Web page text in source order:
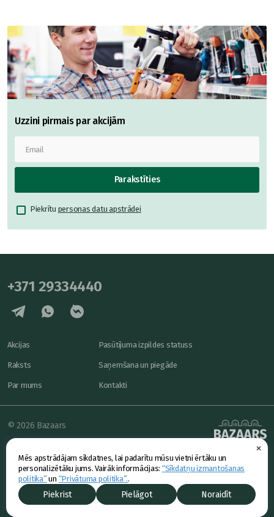
×
Mēs apstrādājam sīkdatnes, lai padarītu mūsu vietni ērtāku un
personalizētāku jums. Vairāk informācijas: “Sīkdatņu izmantošanas
politika” un “Privātuma politika”..
Piekrist Pielāgot Noraidīt
Uzzini pirmais par akcijām
Parakstīties
Piekrītu personas datu apstrādei
+371 29334440
Akcijas
Raksts
Par mums
Pasūtījuma izpildes statuss
Saņemšana un piegāde
Kontakti
powered by
© 2026 Bazaars
Konfidencialitāte
Piedāvājums